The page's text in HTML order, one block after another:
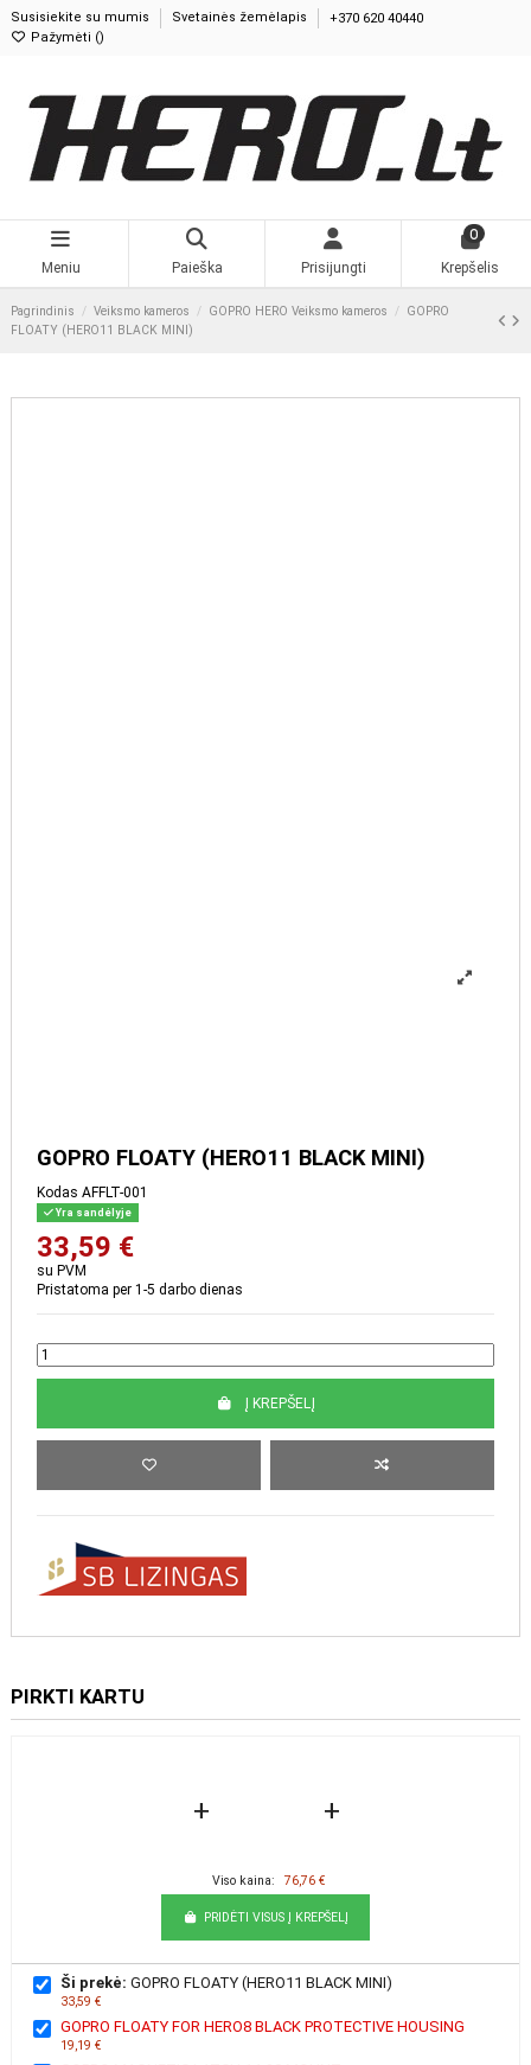
Susisiekite su mumis Svetainės žemėlapis
+370 620 40440
Pažymėti ( 0)
Meniu Paieška Prisijungti
0
Krepšelis
Pagrindinis Veiksmo kameros GOPRO HERO Veiksmo kameros
GOPRO
FLOATY (HERO11 BLACK MINI)
GOPRO FLOATY (HERO11
BLACK MINI)
Kodas AFFLT-001
Yra sandėlyje
33,59 €
Pristatoma per 1-5 darbo dienas
76,76 €
PRIDĖTI VISUS Į KREPŠELĮ
Ši prekė:GOPRO FLOATY (HERO11 BLACK MINI)
33,59 €